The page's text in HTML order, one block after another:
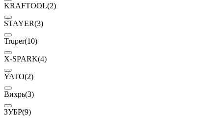
KRAFTOOL(2)
STAYER(3)
Truper(10)
X-SPARK(4)
YATO(2)
Вихрь(3)
ЗУБР(9)